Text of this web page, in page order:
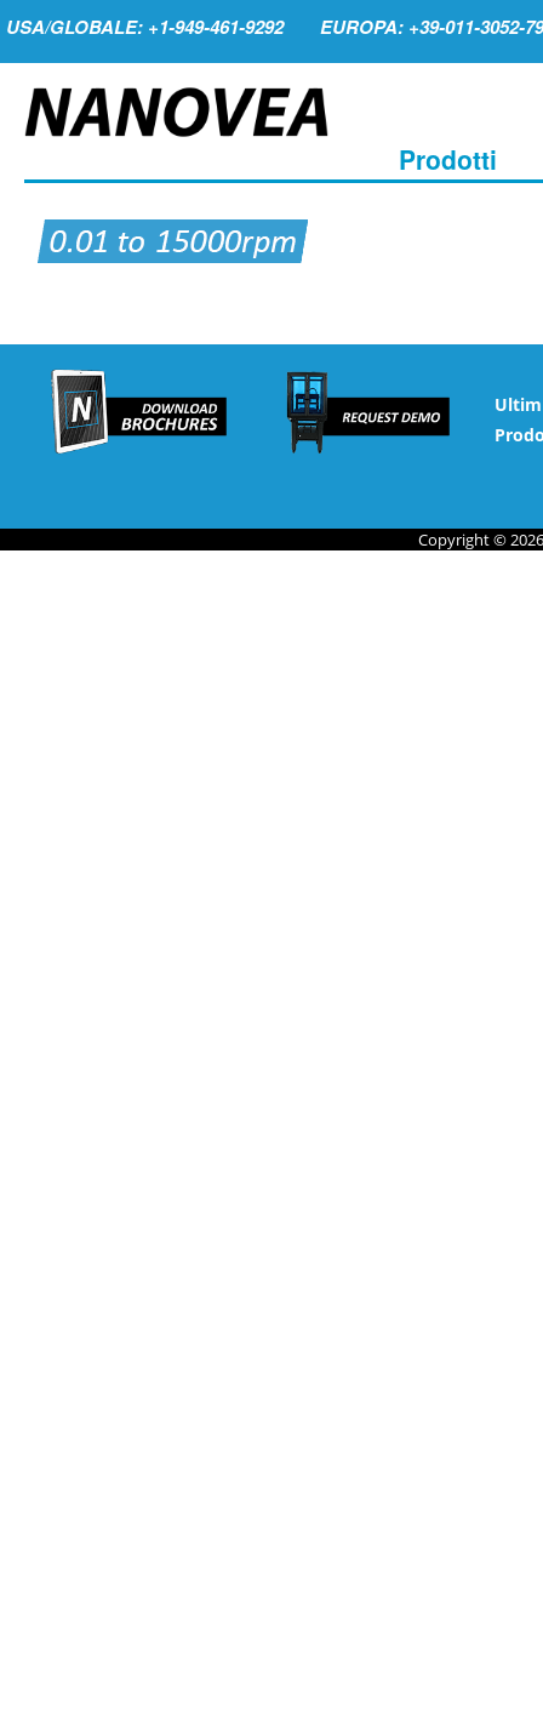
USA/GLOBALE: +1-949-461-9292 EUROPA: +39-011-3052-
Prodotti
Copyright ©